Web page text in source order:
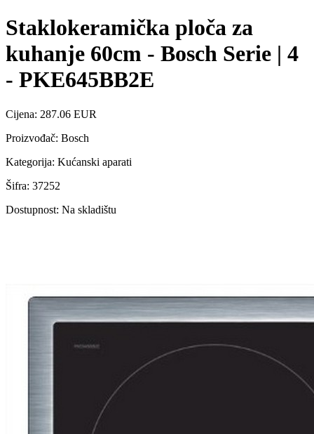
Staklokeramička ploča za
kuhanje 60cm - Bosch Serie | 4
- PKE645BB2E
Cijena: 287.06 EUR
Proizvođač: Bosch
Kategorija: Kućanski aparati
Šifra: 37252
Dostupnost: Na skladištu